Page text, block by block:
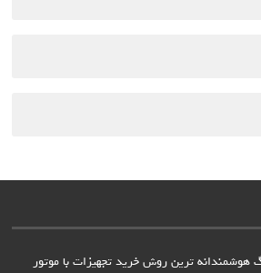
روش خرید تجهیزات با موتور